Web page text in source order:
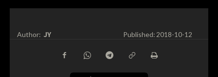
Author: JY Published:2018-10-12